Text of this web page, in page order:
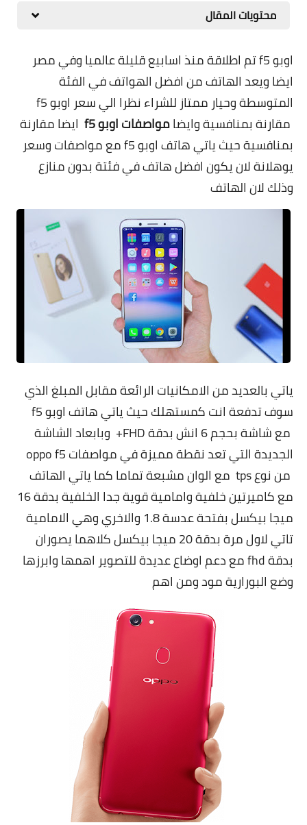
محتويات المقال
اوبو f5 تم اطلاقة منذ اسابيع قليلة عالميا وفي مصر
ايضا ويعد الهاتف من افضل الهواتف في الفئة
المتوسطة وحيار ممتاز للشراء نظرا الي سعر اوبو f5
مقارنة بمنافسية وايضامواصفات اوبو f5
ايضا مقارنة
بمنافسية حيث ياتي هاتف اوبو f5 مع مواصفات وسعر
يوهلانة لان يكون افضل هاتف في فئتة بدون منازع
وذلك لان الهاتف
ياتي بالعديد من الامكانيات الرائعة مقابل المبلغ الذي
سوف تدفعة انت كمستهلك حيث ياتي هاتف اوبو f5
مع شاشة بحجم 6 انش بدقة FHD+ وبابعاد الشاشة
الجديدة التي تعد نقطة مميزة في مواصفات oppo f5
من نوع tps مع الوان مشبعة تماما كما ياتي الهاتف
مع كاميرتين خلفية وامامية قوية جدا الخلفية بدقة 16
ميجا بيكسل بفتحة عدسة 1.8 والاخري وهي الامامية
تاتي لاول مرة بدقة 20 ميجا بيكسل كلاهما يصوران
بدقة fhd مع دعم اوضاع عديدة للتصوير اهمها وابرزها
وضع البورارية مود ومن اهم